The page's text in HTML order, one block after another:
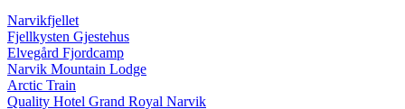
Narvikfjellet
Fjellkysten Gjestehus
Elvegård Fjordcamp
Narvik Mountain Lodge
Arctic Train
Quality Hotel Grand Royal Narvik